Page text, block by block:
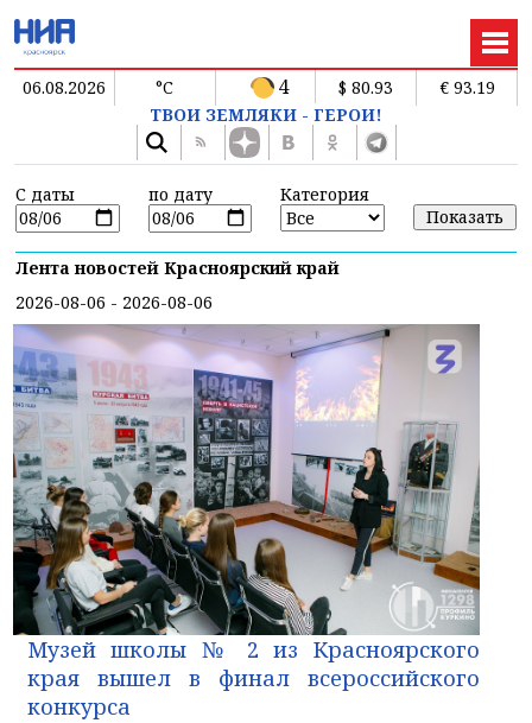
06.08.2026 °C 4 $ 80.93
€ 93.19
ТВОИ ЗЕМЛЯКИ - ГЕРОИ!
С даты по дату Категория
Лента новостей Красноярский край
2026-08-06 - 2026-08-06
Музей школы № 2 из Красноярского
края вышел в финал всероссийского
конкурса